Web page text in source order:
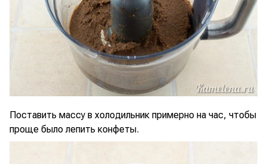
Поставить массу в холодильник примерно на час, чтобы
проще было лепить конфеты.